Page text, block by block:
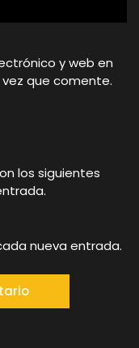
y web en
que comente.
los siguientes
nueva entrada.